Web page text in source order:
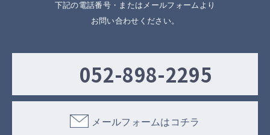
下記の電話番号・またはメールフォームより
お問い合わせください。
052-898-2295
メールフォームはコチラ